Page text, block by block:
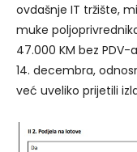
ovdašnje IT tržište,
muke
47.000 KM bez PDV-
14. decembra,
već uveliko prijetili